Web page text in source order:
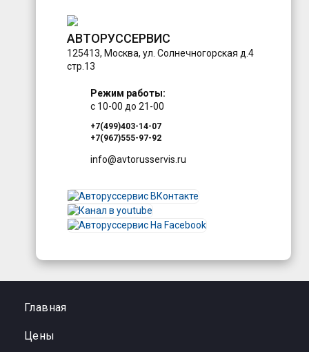
АВТОРУССЕРВИС
125413, Москва, ул. Солнечногорская д.4
стр.13
Режим работы:
с 10-00 до 21-00
+7(499)403-14-07
+7(967)555-97-92
info@avtorusservis.ru
Главная
Цены